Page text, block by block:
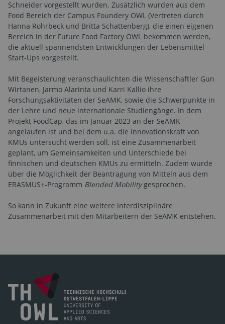
Schneider vorgestellt wurden. Zusätzlich wurden aus dem
Food Bereich der Campus Foundery OWL (Vertreten durch
Hanna Rohrbeck und Britta Schattenberg), die einen eigenen
Bereich in der Future Food Factory OWL bekommen werden,
die aktuell spannendsten Entwicklungen der Lebensmittel
Start-Ups vorgestellt.
Mit Begeisterung veranschaulichten die Wissenschaftler Gun
Wirtanen, Jarmo Alarinta und Karri Kallio ihre
Forschungsaktivitäten der SeAMK, sowie die Schwerpunkte in
der Lehre und neue internationale Studiengänge. In dem
Projekt FoodCap, das im Januar 2023 an der SeAMK
angelaufen ist und bei dem u.a. die Innovationskraft von
KMUs untersucht werden soll, ist eine Zusammenarbeit
geplant, um Gemeinsamkeiten und Unterschiede bei
finnischen und deutschen KMUs zu ermitteln. Zudem wurde
über die Möglichkeit der Beantragung von Mitteln aus dem
ERASMUS+-Programm Blended Mobilitygesprochen.
So kann in Zukunft eine weitere interdisziplinäre
Zusammenarbeit mit den Mitarbeitern der SeAMK entstehen.